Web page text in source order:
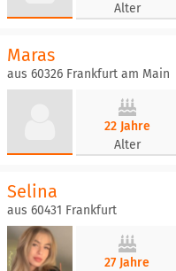
Alter
Maras
aus 60326 Frankfurt am Main
22 Jahre
Alter
Selina
aus 60431 Frankfurt
27 Jahre